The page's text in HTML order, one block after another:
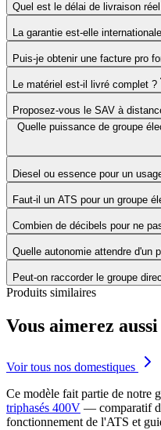
Quel est le délai de livraison
La garantie est-elle
Puis-je obtenir une facture pro
Le matériel est-il livré complet ?
Proposez-vous le SAV à
Quelle puissance de groupe
Diesel ou essence pour un
Faut-il un ATS pour un groupe
Combien de décibels pour ne
Quelle autonomie attendre d'un
Peut-on raccorder le groupe
Produits similaires
Vous aimerez aussi
Voir tous nos domestiques
Ce modèle fait partie de notre
triphasés 400V — comparatif
fonctionnement de l'ATS et